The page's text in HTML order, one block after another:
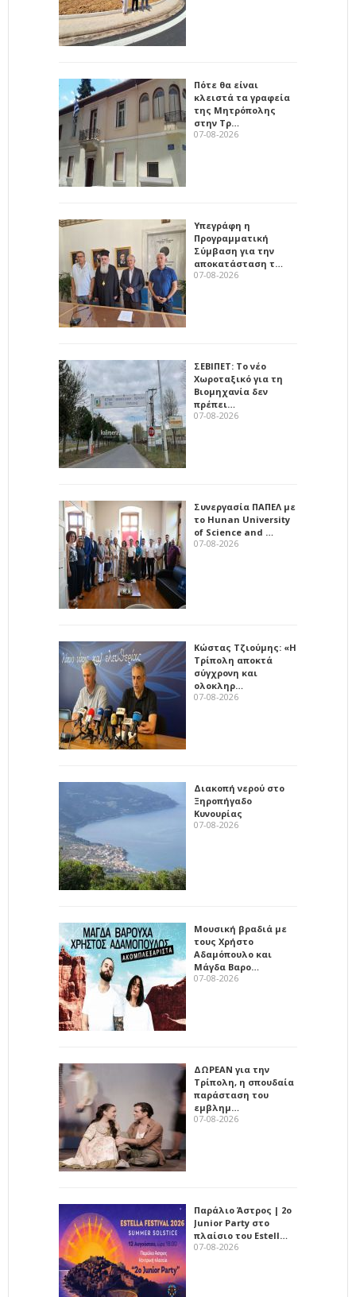
Πότε θα είναι
κλειστά τα γραφεία
της Μητρόπολης
στην Τρ…
07-08-2026
Υπεγράφη η
Προγραμματική
Σύμβαση για την
αποκατάσταση τ…
07-08-2026
ΣΕΒΙΠΕΤ: Το νέο
Χωροταξικό για τη
Βιομηχανία δεν
πρέπει…
07-08-2026
Συνεργασία ΠΑΠΕΛ με
το Hunan University
of Science and …
07-08-2026
Κώστας Τζιούμης: «Η
Τρίπολη αποκτά
σύγχρονη και
ολοκληρ…
07-08-2026
Διακοπή νερού στο
Ξηροπήγαδο
Κυνουρίας
07-08-2026
Μουσική βραδιά με
τους Χρήστο
Αδαμόπουλο και
Μάγδα Βαρο…
07-08-2026
ΔΩΡΕΑΝ για την
Τρίπολη, η σπουδαία
παράσταση του
εμβλημ…
07-08-2026
Παράλιο Άστρος | 2ο
Junior Party στο
πλαίσιο του Estell…
07-08-2026